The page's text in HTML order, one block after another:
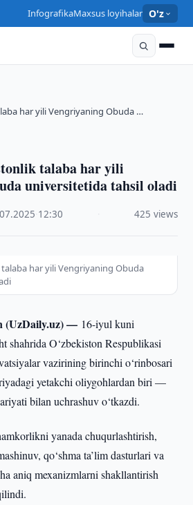
InfografikaMaxsus loyihalar O'z
har yili Vengriyaning Obuda …
talaba har yili
universitetida tahsil oladi
12:30 425 views
talaba har yili Vengriyaning Obuda
(UzDaily.uz) — 16-iyul kuni
shahrida O‘zbekiston Respublikasi
vazirining birinchi o‘rinbosari
yetakchi oliygohlardan biri —
bilan uchrashuv o‘tkazdi.
yanada chuqurlashtirish,
qo‘shma ta’lim dasturlari va
aniq mexanizmlarni shakllantirish